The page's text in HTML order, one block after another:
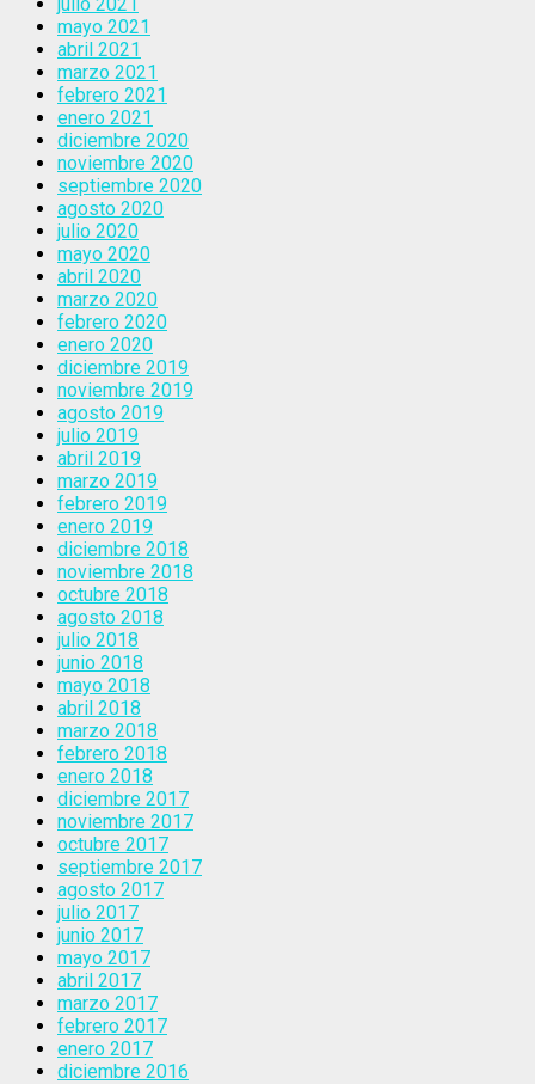
mayo 2021
abril 2021
marzo 2021
febrero 2021
enero 2021
diciembre 2020
noviembre 2020
septiembre 2020
agosto 2020
julio 2020
mayo 2020
abril 2020
marzo 2020
febrero 2020
enero 2020
diciembre 2019
noviembre 2019
agosto 2019
julio 2019
abril 2019
marzo 2019
febrero 2019
enero 2019
diciembre 2018
noviembre 2018
octubre 2018
agosto 2018
julio 2018
junio 2018
mayo 2018
abril 2018
marzo 2018
febrero 2018
enero 2018
diciembre 2017
noviembre 2017
octubre 2017
septiembre 2017
agosto 2017
julio 2017
junio 2017
mayo 2017
abril 2017
marzo 2017
febrero 2017
enero 2017
diciembre 2016